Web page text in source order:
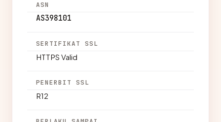
ASN
AS398101
SERTIFIKAT SSL
HTTPS Valid
PENERBIT SSL
R12